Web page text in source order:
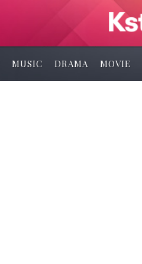
MUSIC DRAMA MOVIE